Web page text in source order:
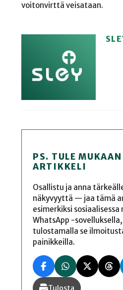
voitonvirttä veisataan.
PS. TULE
ARTIKKELI
Osallistu ja anna
näkyvyyttä — jaa tämä
esimerkiksi sosiaalisessa
WhatsApp -
tulostamalla se
painikkeilla.
Tulosta